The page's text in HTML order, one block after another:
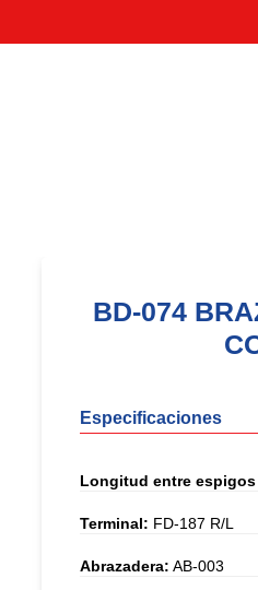
BD-074
Especificaciones
Longitud entre espigos
Terminal: FD-187 R/L
Abrazadera: AB-003